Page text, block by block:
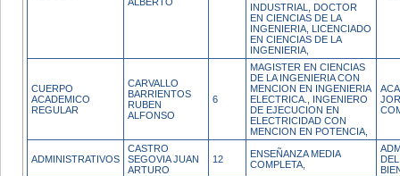
INDUSTRIAL, DOCTOR
EN CIENCIAS DE LA
INGENIERIA, LICENCIADO
EN CIENCIAS DE LA
INGENIERIA,
CUERPO
ACADEMICO
REGULAR
CARVALLO
BARRIENTOS
RUBEN
ALFONSO
6
MAGISTER EN CIENCIAS
DE LA INGENIERIA CON
MENCION EN INGENIERIA
ELECTRICA., INGENIERO
DE EJECUCION EN
ELECTRICIDAD CON
MENCION EN POTENCIA,
ADMINISTRATIVOS
CASTRO
SEGOVIA JUAN
ARTURO
12
ENSEÑANZA MEDIA
COMPLETA,